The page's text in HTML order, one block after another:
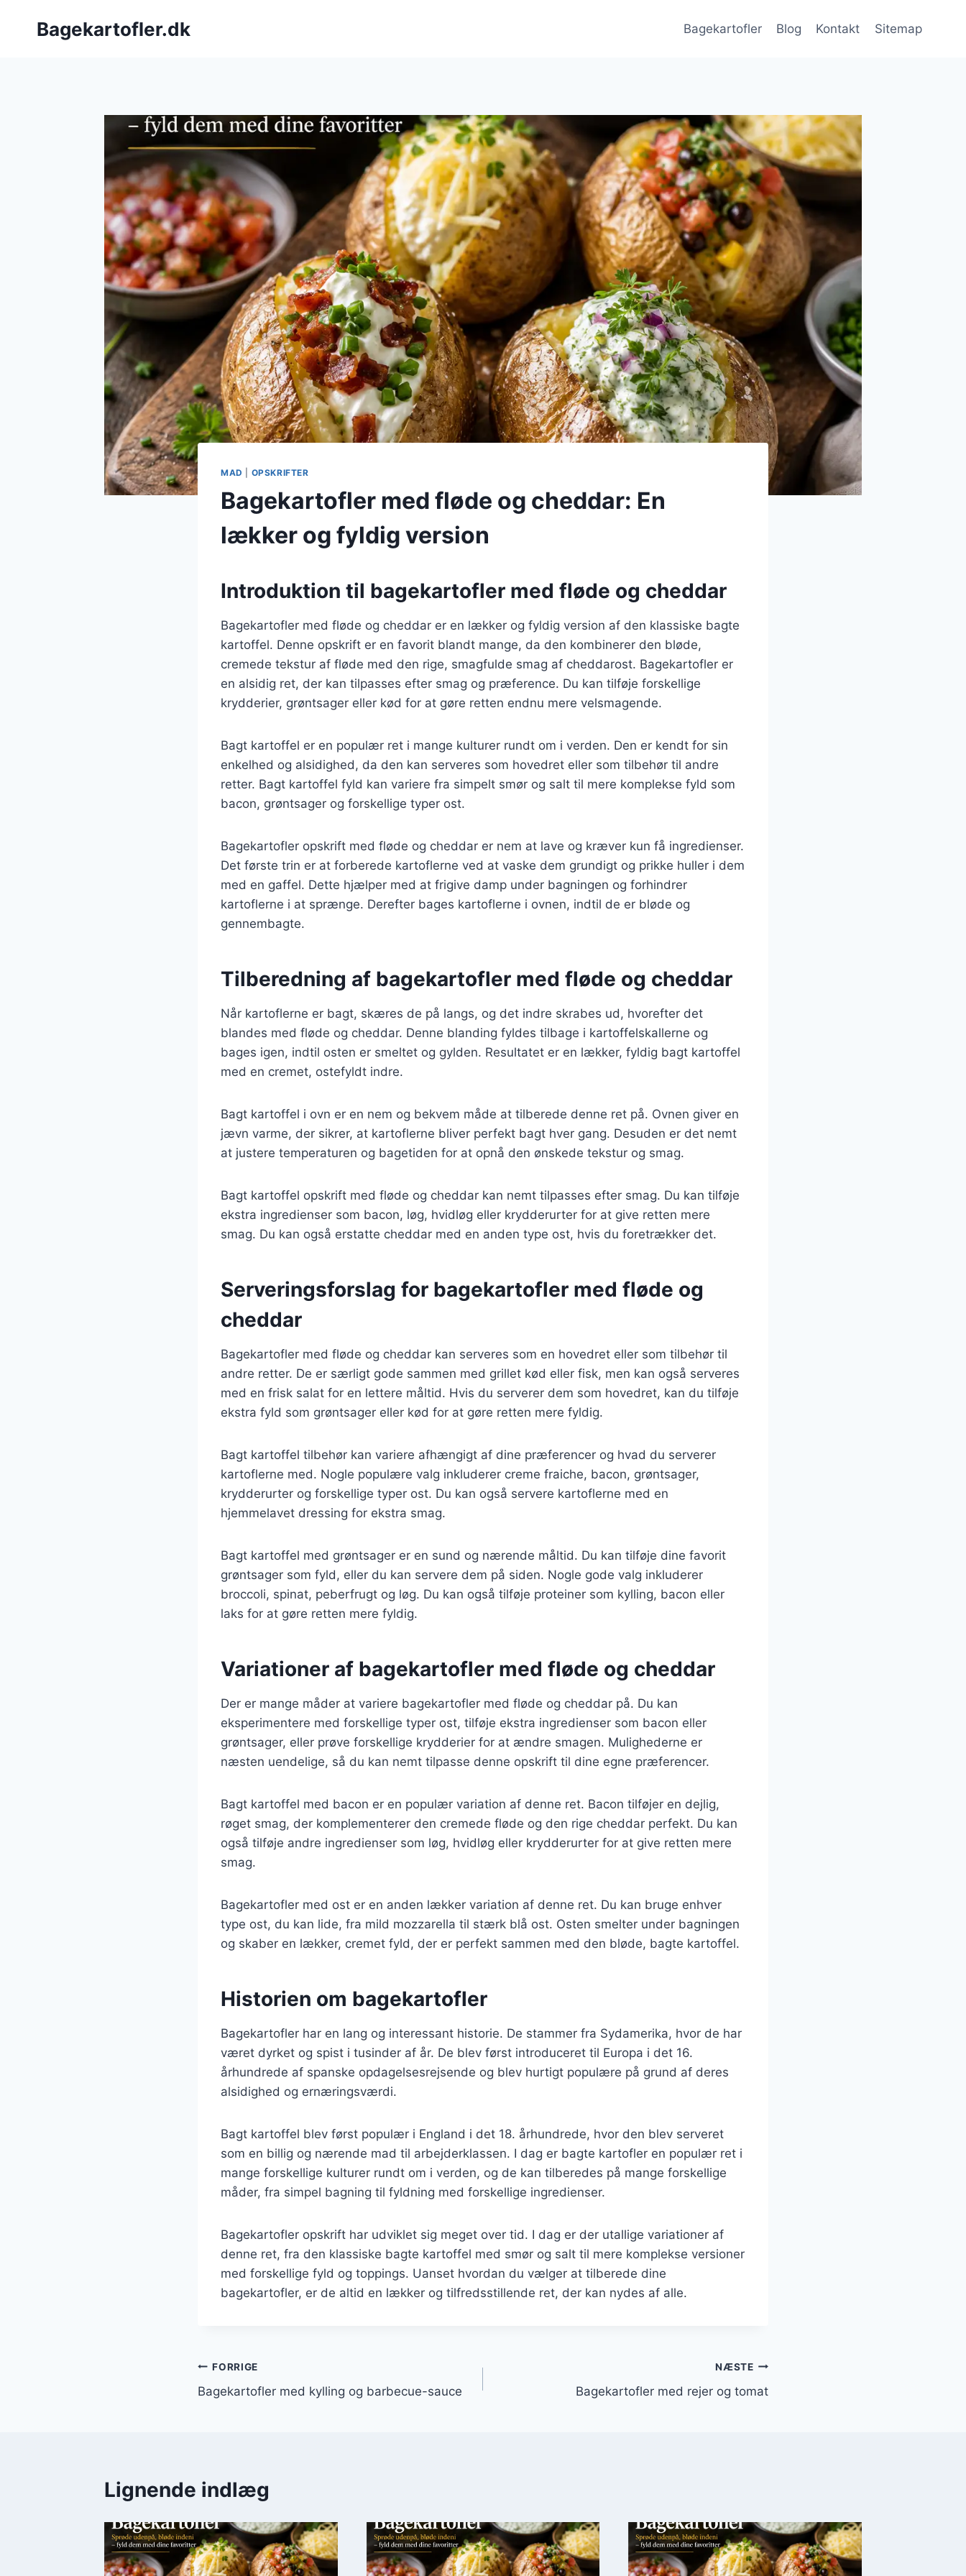
Bagekartofler.dk Bagekartofler Blog Kontakt Sitemap
MAD OPSKRIFTER
Bagekartofler med fløde og cheddar: En
lækker og fyldig version
Introduktion til bagekartofler med fløde og cheddar
Bagekartofler med fløde og cheddar er en lækker og fyldig version af den klassiske bagte
kartoffel. Denne opskrift er en favorit blandt mange, da den kombinerer den bløde,
cremede tekstur af fløde med den rige, smagfulde smag af cheddarost. Bagekartofler er
en alsidig ret, der kan tilpasses efter smag og præference. Du kan tilføje forskellige
krydderier, grøntsager eller kød for at gøre retten endnu mere velsmagende.
Bagt kartoffel er en populær ret i mange kulturer rundt om i verden. Den er kendt for sin
enkelhed og alsidighed, da den kan serveres som hovedret eller som tilbehør til andre
retter. Bagt kartoffel fyld kan variere fra simpelt smør og salt til mere komplekse fyld som
bacon, grøntsager og forskellige typer ost.
Bagekartofler opskrift med fløde og cheddar er nem at lave og kræver kun få ingredienser.
Det første trin er at forberede kartoflerne ved at vaske dem grundigt og prikke huller i dem
med en gaffel. Dette hjælper med at frigive damp under bagningen og forhindrer
kartoflerne i at sprænge. Derefter bages kartoflerne i ovnen, indtil de er bløde og
gennembagte.
Tilberedning af bagekartofler med fløde og cheddar
Når kartoflerne er bagt, skæres de på langs, og det indre skrabes ud, hvorefter det
blandes med fløde og cheddar. Denne blanding fyldes tilbage i kartoffelskallerne og
bages igen, indtil osten er smeltet og gylden. Resultatet er en lækker, fyldig bagt kartoffel
med en cremet, ostefyldt indre.
Bagt kartoffel i ovn er en nem og bekvem måde at tilberede denne ret på. Ovnen giver en
jævn varme, der sikrer, at kartoflerne bliver perfekt bagt hver gang. Desuden er det nemt
at justere temperaturen og bagetiden for at opnå den ønskede tekstur og smag.
Bagt kartoffel opskrift med fløde og cheddar kan nemt tilpasses efter smag. Du kan tilføje
ekstra ingredienser som bacon, løg, hvidløg eller krydderurter for at give retten mere
smag. Du kan også erstatte cheddar med en anden type ost, hvis du foretrækker det.
Serveringsforslag for bagekartofler med fløde og
cheddar
Bagekartofler med fløde og cheddar kan serveres som en hovedret eller som tilbehør til
andre retter. De er særligt gode sammen med grillet kød eller fisk, men kan også serveres
med en frisk salat for en lettere måltid. Hvis du serverer dem som hovedret, kan du tilføje
ekstra fyld som grøntsager eller kød for at gøre retten mere fyldig.
Bagt kartoffel tilbehør kan variere afhængigt af dine præferencer og hvad du serverer
kartoflerne med. Nogle populære valg inkluderer creme fraiche, bacon, grøntsager,
krydderurter og forskellige typer ost. Du kan også servere kartoflerne med en
hjemmelavet dressing for ekstra smag.
Bagt kartoffel med grøntsager er en sund og nærende måltid. Du kan tilføje dine favorit
grøntsager som fyld, eller du kan servere dem på siden. Nogle gode valg inkluderer
broccoli, spinat, peberfrugt og løg. Du kan også tilføje proteiner som kylling, bacon eller
laks for at gøre retten mere fyldig.
Variationer af bagekartofler med fløde og cheddar
Der er mange måder at variere bagekartofler med fløde og cheddar på. Du kan
eksperimentere med forskellige typer ost, tilføje ekstra ingredienser som bacon eller
grøntsager, eller prøve forskellige krydderier for at ændre smagen. Mulighederne er
næsten uendelige, så du kan nemt tilpasse denne opskrift til dine egne præferencer.
Bagt kartoffel med bacon er en populær variation af denne ret. Bacon tilføjer en dejlig,
røget smag, der komplementerer den cremede fløde og den rige cheddar perfekt. Du kan
også tilføje andre ingredienser som løg, hvidløg eller krydderurter for at give retten mere
smag.
Bagekartofler med ost er en anden lækker variation af denne ret. Du kan bruge enhver
type ost, du kan lide, fra mild mozzarella til stærk blå ost. Osten smelter under bagningen
og skaber en lækker, cremet fyld, der er perfekt sammen med den bløde, bagte kartoffel.
Historien om bagekartofler
Bagekartofler har en lang og interessant historie. De stammer fra Sydamerika, hvor de har
været dyrket og spist i tusinder af år. De blev først introduceret til Europa i det 16.
århundrede af spanske opdagelsesrejsende og blev hurtigt populære på grund af deres
alsidighed og ernæringsværdi.
Bagt kartoffel blev først populær i England i det 18. århundrede, hvor den blev serveret
som en billig og nærende mad til arbejderklassen. I dag er bagte kartofler en populær ret i
mange forskellige kulturer rundt om i verden, og de kan tilberedes på mange forskellige
måder, fra simpel bagning til fyldning med forskellige ingredienser.
Bagekartofler opskrift har udviklet sig meget over tid. I dag er der utallige variationer af
denne ret, fra den klassiske bagte kartoffel med smør og salt til mere komplekse versioner
med forskellige fyld og toppings. Uanset hvordan du vælger at tilberede dine
bagekartofler, er de altid en lækker og tilfredsstillende ret, der kan nydes af alle.
Indlægsnavigation
FORRIGE
Bagekartofler med kylling og barbecue-sauce
NÆSTE
Bagekartofler med rejer og tomat
Lignende indlæg